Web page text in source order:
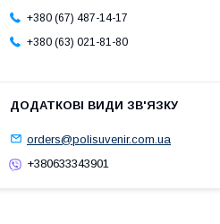
+380 (67) 487-14-17
+380 (63) 021-81-80
orders@polisuvenir.com.ua
+380633343901